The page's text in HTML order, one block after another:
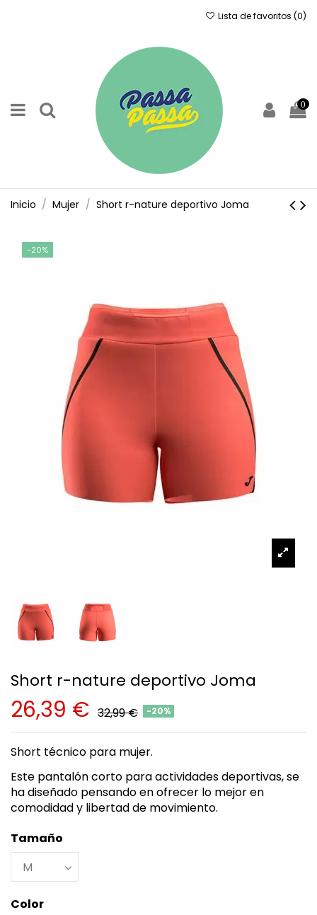
Lista de favoritos (0)
0
Inicio Mujer Short r-nature deportivo Joma
-20%
Short r-nature deportivo Joma
26,39 € 32,99 € -20%
Short técnico para mujer.
Este pantalón corto para actividades deportivas, se
ha diseñado pensando en ofrecer lo mejor en
comodidad y libertad de movimiento.
Tamaño
Color